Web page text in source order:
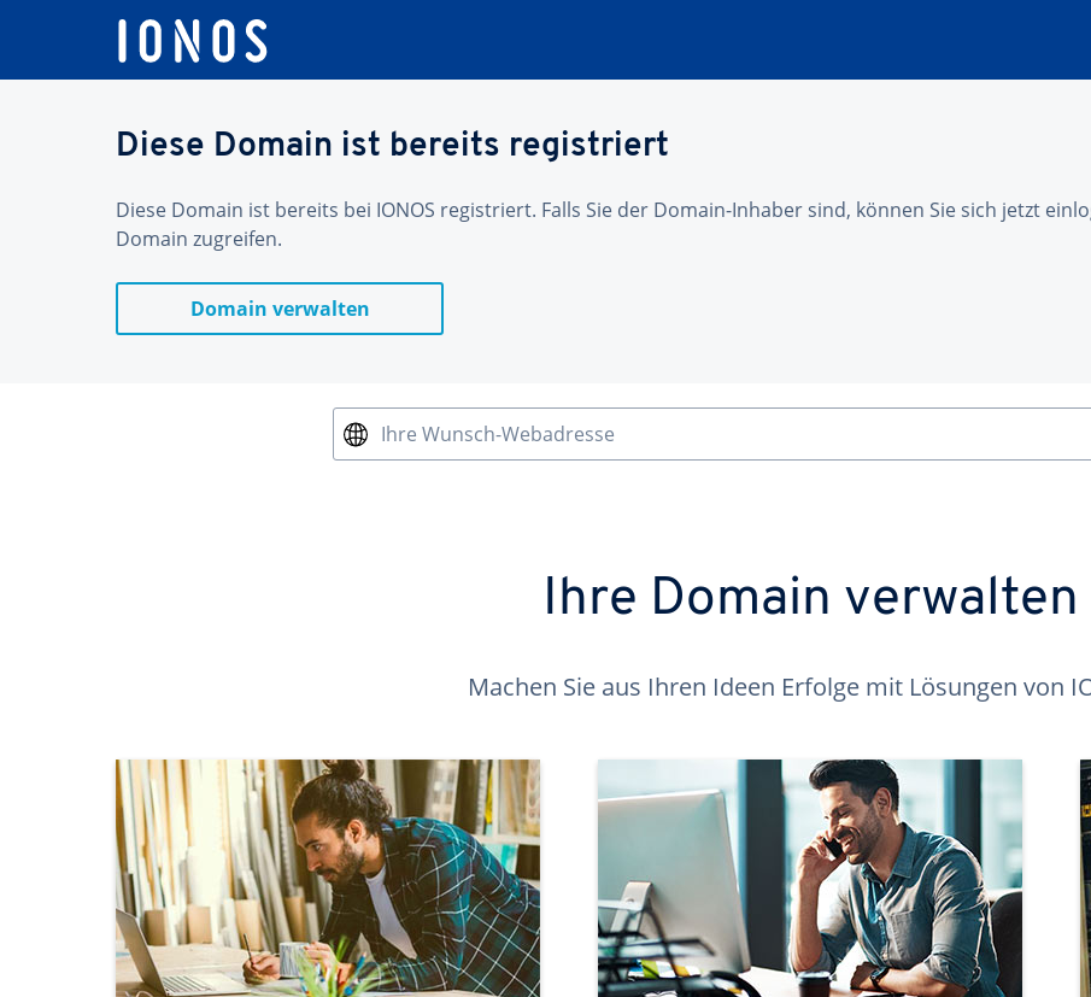
Diese Domain ist bereits registriert
Diese Domain ist bereits bei IONOS registriert. Falls Sie der Domain-Inhaber sind, können Sie sich jetzt
Domain zugreifen.
Domain verwalten
Ihre Wunsch-Webadresse
Ihre Domain verwalten
Machen Sie aus Ihren Ideen Erfolge mit Lösungen von